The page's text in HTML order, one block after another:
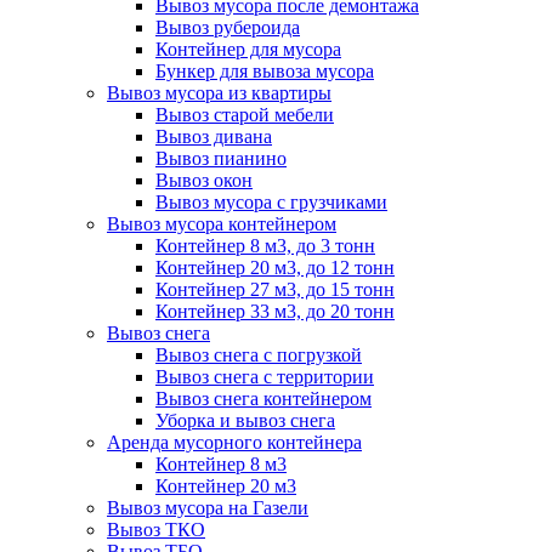
Вывоз мусора после демонтажа
Вывоз рубероида
Контейнер для мусора
Бункер для вывоза мусора
Вывоз мусора из квартиры
Вывоз старой мебели
Вывоз дивана
Вывоз пианино
Вывоз окон
Вывоз мусора с грузчиками
Вывоз мусора контейнером
Контейнер 8 м3, до 3 тонн
Контейнер 20 м3, до 12 тонн
Контейнер 27 м3, до 15 тонн
Контейнер 33 м3, до 20 тонн
Вывоз снега
Вывоз снега с погрузкой
Вывоз снега с территории
Вывоз снега контейнером
Уборка и вывоз снега
Аренда мусорного контейнера
Контейнер 8 м3
Контейнер 20 м3
Вывоз мусора на Газели
Вывоз ТКО